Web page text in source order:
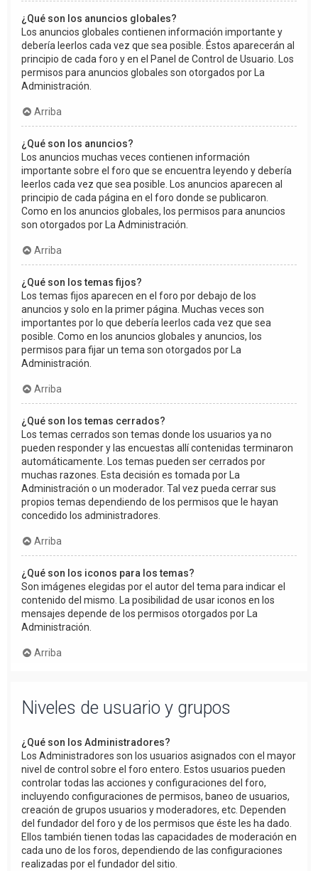
¿Qué son los anuncios globales?
Los anuncios globales contienen información importante y
debería leerlos cada vez que sea posible. Éstos aparecerán al
principio de cada foro y en el Panel de Control de Usuario. Los
permisos para anuncios globales son otorgados por La
Administración.
Arriba
¿Qué son los anuncios?
Los anuncios muchas veces contienen información
importante sobre el foro que se encuentra leyendo y debería
leerlos cada vez que sea posible. Los anuncios aparecen al
principio de cada página en el foro donde se publicaron.
Como en los anuncios globales, los permisos para anuncios
son otorgados por La Administración.
Arriba
¿Qué son los temas fijos?
Los temas fijos aparecen en el foro por debajo de los
anuncios y solo en la primer página. Muchas veces son
importantes por lo que debería leerlos cada vez que sea
posible. Como en los anuncios globales y anuncios, los
permisos para fijar un tema son otorgados por La
Administración.
Arriba
¿Qué son los temas cerrados?
Los temas cerrados son temas donde los usuarios ya no
pueden responder y las encuestas allí contenidas terminaron
automáticamente. Los temas pueden ser cerrados por
muchas razones. Esta decisión es tomada por La
Administración o un moderador. Tal vez pueda cerrar sus
propios temas dependiendo de los permisos que le hayan
concedido los administradores.
Arriba
¿Qué son los iconos para los temas?
Son imágenes elegidas por el autor del tema para indicar el
contenido del mismo. La posibilidad de usar iconos en los
mensajes depende de los permisos otorgados por La
Administración.
Arriba
Niveles de usuario y grupos
¿Qué son los Administradores?
Los Administradores son los usuarios asignados con el mayor
nivel de control sobre el foro entero. Estos usuarios pueden
controlar todas las acciones y configuraciones del foro,
incluyendo configuraciones de permisos, baneo de usuarios,
creación de grupos usuarios y moderadores, etc. Dependen
del fundador del foro y de los permisos que éste les ha dado.
Ellos también tienen todas las capacidades de moderación en
cada uno de los foros, dependiendo de las configuraciones
realizadas por el fundador del sitio.